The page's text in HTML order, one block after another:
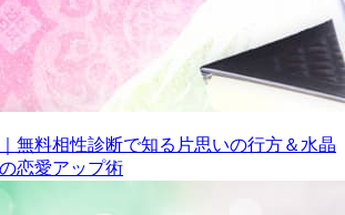
無料相性診断で知る片思いの行方＆水晶
恋愛アップ術